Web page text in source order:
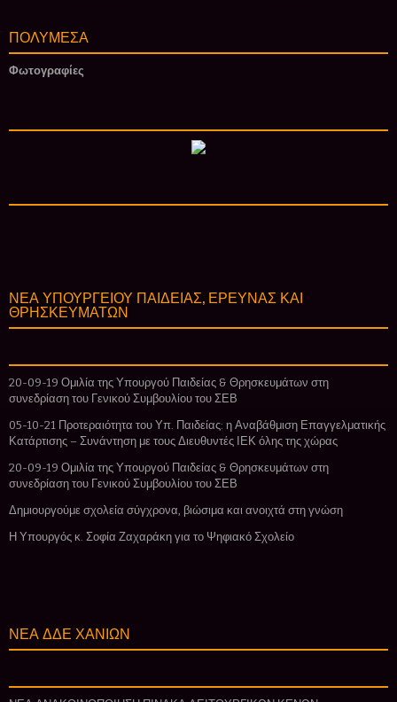
ΠΟΛΥΜΕΣΑ
Φωτογραφίες
ΝΕΑ ΥΠΟΥΡΓΕΙΟΥ ΠΑΙΔΕΙΑΣ, ΕΡΕΥΝΑΣ ΚΑΙ
ΘΡΗΣΚΕΥΜΑΤΩΝ
20-09-19 Ομιλία της Υπουργού Παιδείας & Θρησκευμάτων στη
συνεδρίαση του Γενικού Συμβουλίου του ΣΕΒ
05-10-21 Προτεραιότητα του Υπ. Παιδείας: η Αναβάθμιση Επαγγελματικής
Κατάρτισης – Συνάντηση με τους Διευθυντές ΙΕΚ όλης της χώρας
20-09-19 Ομιλία της Υπουργού Παιδείας & Θρησκευμάτων στη
συνεδρίαση του Γενικού Συμβουλίου του ΣΕΒ
Δημιουργούμε σχολεία σύγχρονα, βιώσιμα και ανοιχτά στη γνώση
Η Υπουργός κ. Σοφία Ζαχαράκη για το Ψηφιακό Σχολείο
ΝΕΑ ΔΔΕ ΧΑΝΙΩΝ